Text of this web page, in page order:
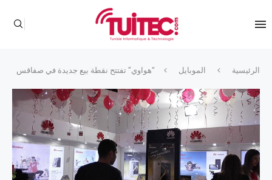
الرئيسية الموبايل “هواوي” تفتتح نقطة بيع جديدة في صفاقس